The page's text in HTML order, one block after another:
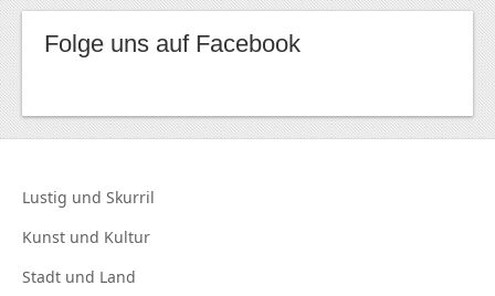
Folge uns auf Facebook
Lustig und Skurril
Kunst und Kultur
Stadt und Land